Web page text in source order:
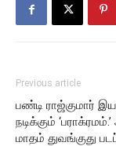
Previous article
பண்டி ராஜ்குமார்
நடிக்கும்
மாதம் துவங்குது